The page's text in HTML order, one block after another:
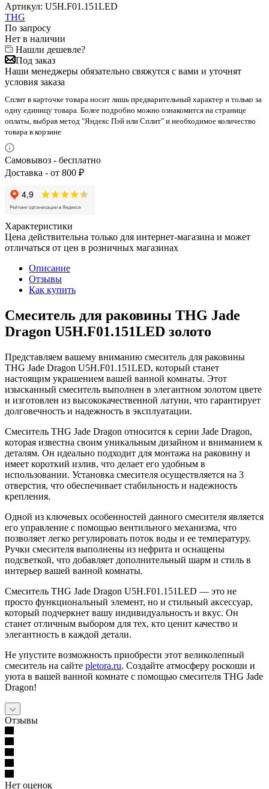
Артикул: U5H.F01.151LED
THG
По запросу
Нет в наличии
Нашли дешевле?
Под заказ
Наши менеджеры обязательно свяжутся с вами и уточнят
условия заказа
Сплит в карточке товара носит лишь предварительный характер и только за
одну единицу товара. Более подробно можно ознакомится на странице
оплаты, выбрав метод "Яндекс Пэй или Сплит" и необходимое количество
товара в корзине
Самовывоз - бесплатно
Доставка - от 800 ₽
Характеристики
Цена действительна только для интернет-магазина и может
отличаться от цен в розничных магазинах
Описание
Отзывы
Как купить
Смеситель для раковины THG Jade
Dragon U5H.F01.151LED золото
Представляем вашему вниманию смеситель для раковины
THG Jade Dragon U5H.F01.151LED, который станет
настоящим украшением вашей ванной комнаты. Этот
изысканный смеситель выполнен в элегантном золотом цвете
и изготовлен из высококачественной латуни, что гарантирует
долговечность и надежность в эксплуатации.
Смеситель THG Jade Dragon относится к серии Jade Dragon,
которая известна своим уникальным дизайном и вниманием к
деталям. Он идеально подходит для монтажа на раковину и
имеет короткий излив, что делает его удобным в
использовании. Установка смесителя осуществляется на 3
отверстия, что обеспечивает стабильность и надежность
крепления.
Одной из ключевых особенностей данного смесителя является
его управление с помощью вентильного механизма, что
позволяет легко регулировать поток воды и ее температуру.
Ручки смесителя выполнены из нефрита и оснащены
подсветкой, что добавляет дополнительный шарм и стиль в
интерьер вашей ванной комнаты.
Смеситель THG Jade Dragon U5H.F01.151LED — это не
просто функциональный элемент, но и стильный аксессуар,
который подчеркнет вашу индивидуальность и вкус. Он
станет отличным выбором для тех, кто ценит качество и
элегантность в каждой детали.
Не упустите возможность приобрести этот великолепный
смеситель на сайте pletora.ru. Создайте атмосферу роскоши и
уюта в вашей ванной комнате с помощью смесителя THG Jade
Dragon!
Отзывы
Нет оценок